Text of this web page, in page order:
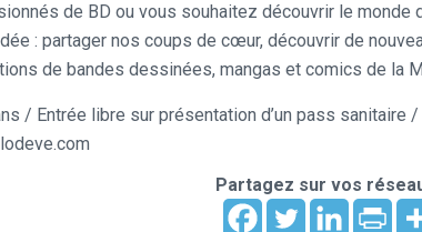
de BD ou vous souhaitez découvrir le
: partager nos coups de cœur, découvrir de
de bandes dessinées, mangas et comics de la
/ Entrée libre sur présentation d’un pass sanitaire
Partagez sur vos